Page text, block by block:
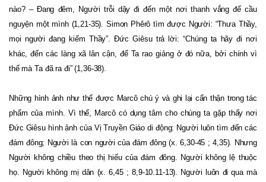
nào? – Đang đêm, Người trỗi dậy đi đến một nơi thanh vắng để cầu
nguyện một mình (1,21-35). Simon Phêrô tìm được Người: “Thưa Thầy,
mọi người đang kiếm Thầy”. Đức Giêsu trả lời: “Chúng ta hãy đi nơi
khác, đến các làng xã lân cận, để Ta rao giảng ở đó nữa, bởi chính vì
thế mà Ta đã ra đi” (1,36-38).
Những hình ảnh như thế được Marcô chú ý và ghi lại cẩn thận trong tác
phẩm của mình. Vì thế, Marcô có dụng tâm cho chúng ta gặp thấy nơi
Đức Giêsu hình ảnh của Vị Truyền Giáo di động: Người luôn tìm đến các
đám đông; Người là con người của đám đông (x. 6,30-45 ; 4,35). Nhưng
Người không chiều theo thị hiếu của đám đông. Người không lệ thuộc
họ. Người không mị dân (x. 6,45 ; 8,9-10.11-13). Người luôn đi qua mà